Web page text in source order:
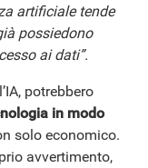
artificiale tende
possiedono
ai dati”.
potrebbero
in modo
solo economico.
avvertimento,